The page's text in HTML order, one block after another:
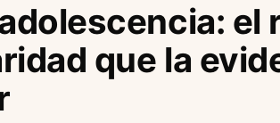
el
que la